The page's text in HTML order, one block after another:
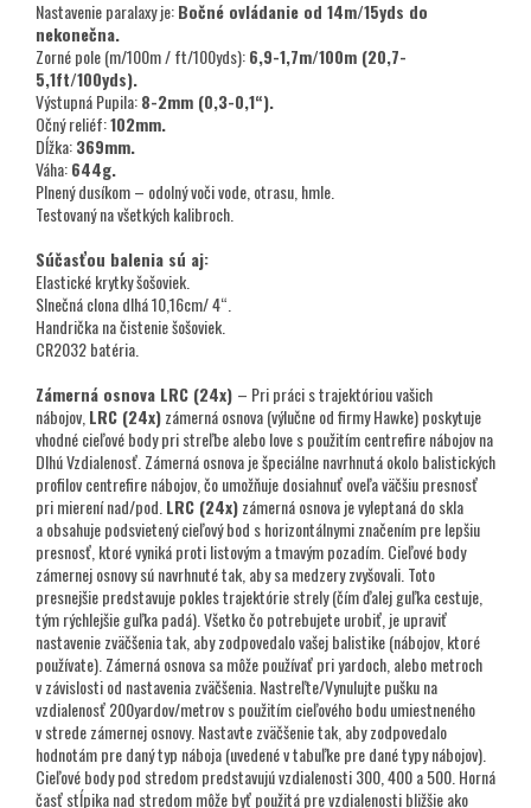
Nastavenie paralaxy je:Bočné ovládanie od 14m/15yds do
nekonečna.
Zorné pole (m/100m / ft/100yds):6,9-1,7m/100m (20,7-
5,1ft/100yds).
Výstupná Pupila:8-2mm (0,3-0,1“).
Očný reliéf:102mm.
Dĺžka:369mm.
Váha:644g.
Plnený dusíkom – odolný voči vode, otrasu, hmle.
Testovaný na všetkých kalibroch.
Súčasťou balenia sú aj:
Elastické krytky šošoviek.
Slnečná clona dlhá 10,16cm/ 4“.
Handrička na čistenie šošoviek.
CR2032 batéria.
Zámerná osnova LRC (24x) – Pri práci s trajektóriou vašich
nábojov, LRC (24x)zámerná osnova (výlučne od firmy Hawke) poskytuje
vhodné cieľové body pri streľbe alebo love s použitím centrefire nábojov na
Dlhú Vzdialenosť. Zámerná osnova je špeciálne navrhnutá okolo balistických
profilov centrefire nábojov, čo umožňuje dosiahnuť oveľa väčšiu presnosť
pri mierení nad/pod. LRC (24x)zámerná osnova je vyleptaná do skla
a obsahuje podsvietený cieľový bod s horizontálnymi značením pre lepšiu
presnosť, ktoré vyniká proti listovým a tmavým pozadím. Cieľové body
zámernej osnovy sú navrhnuté tak, aby sa medzery zvyšovali. Toto
presnejšie predstavuje pokles trajektórie strely (čím ďalej guľka cestuje,
tým rýchlejšie guľka padá). Všetko čo potrebujete urobiť, je upraviť
nastavenie zväčšenia tak, aby zodpovedalo vašej balistike (nábojov, ktoré
používate). Zámerná osnova sa môže používať pri yardoch, alebo metroch
v závislosti od nastavenia zväčšenia. Nastreľte/Vynulujte pušku na
vzdialenosť 200yardov/metrov s použitím cieľového bodu umiestneného
v strede zámernej osnovy. Nastavte zväčšenie tak, aby zodpovedalo
hodnotám pre daný typ náboja (uvedené v tabuľke pre dané typy nábojov).
Cieľové body pod stredom predstavujú vzdialenosti 300, 400 a 500. Horná
časť stĺpika nad stredom môže byť použitá pre vzdialenosti bližšie ako